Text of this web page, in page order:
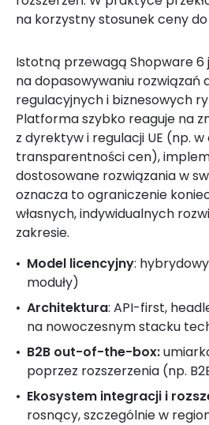
na korzystny stosunek ceny do
Istotną przewagą Shopware 6
na dopasowywaniu rozwiązań
regulacyjnych i biznesowych
Platforma szybko reaguje na
z dyrektyw i regulacji UE (np.
transparentności cen),
dostosowane rozwiązania w
oznacza to ograniczenie
własnych, indywidualnych
zakresie.
Model licencyjny:
moduły)
Architektura: API-first,
na nowoczesnym stacku
B2B out-of-the-box:
poprzez rozszerzenia (np.
Ekosystem integracji i
rosnący, szczególnie w